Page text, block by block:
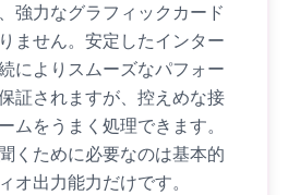
強力なグラフィックカード
ません。安定したインター
によりスムーズなパフォー
証されますが、控えめな接
ムをうまく処理できます。
くために必要なのは基本的
オ出力能力だけです。